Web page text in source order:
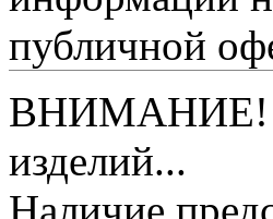
публичной
ВНИМАНИЕ! на
изделий...
Наличие